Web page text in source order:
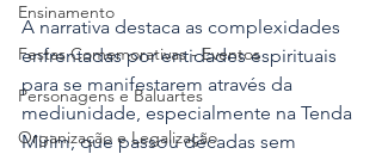
Ensinamento
Festas Comemorativas - Eventos
Personagens e Baluartes
Organização e Legalização
A narrativa destaca as complexidades
enfrentadas por entidades espirituais
para se manifestarem através da
mediunidade, especialmente na Tenda
Mirim, que passou décadas sem